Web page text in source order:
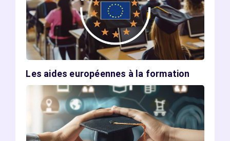
Les aides européennes à la formation